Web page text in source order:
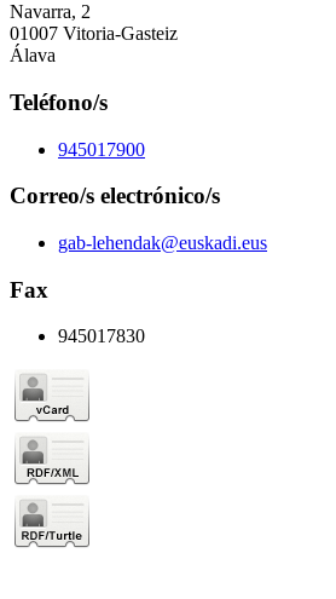
Navarra, 2
01007 Vitoria-Gasteiz
Álava
Teléfono/s
945017900
Correo/s electrónico/s
gab-lehendak@euskadi.eus
Fax
945017830